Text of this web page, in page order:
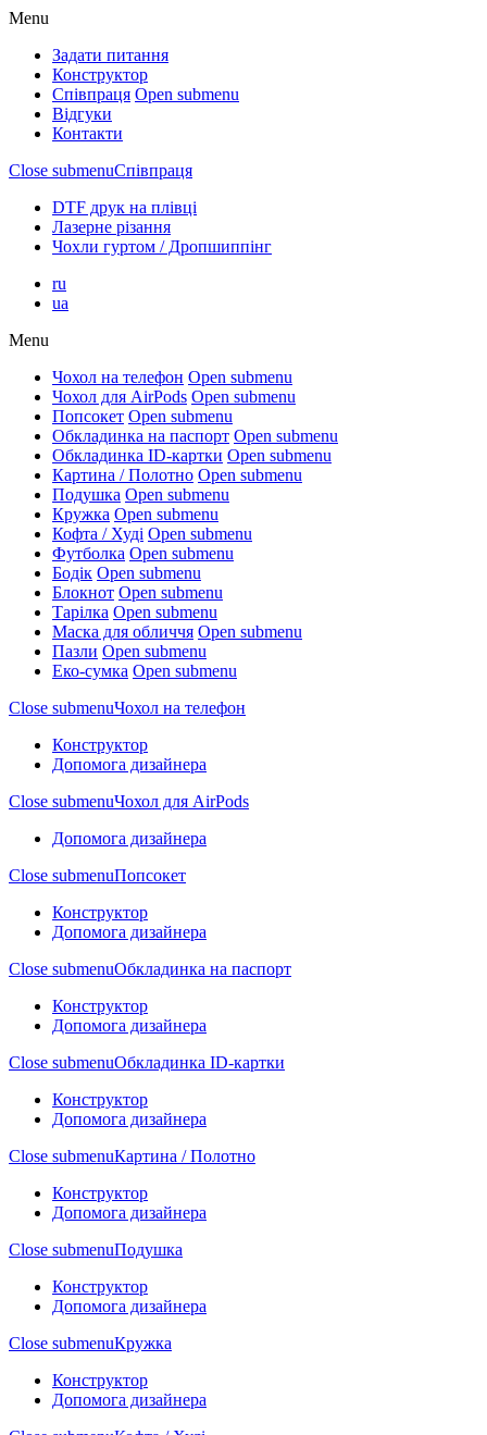
Menu
Задати питання
Конструктор
Співпраця Open submenu
Відгуки
Контакти
Close submenuСпівпраця
DTF друк на плівці
Лазерне різання
Чохли гуртом / Дропшиппінг
ru
ua
Menu
Чохол на телефон Open submenu
Чохол для AirPods Open submenu
Попсокет Open submenu
Обкладинка на паспорт Open submenu
Обкладинка ID-картки Open submenu
Картина / Полотно Open submenu
Подушка Open submenu
Кружка Open submenu
Кофта / Худі Open submenu
Футболка Open submenu
Бодік Open submenu
Блокнот Open submenu
Тарілка Open submenu
Маска для обличчя Open submenu
Пазли Open submenu
Еко-сумка Open submenu
Close submenuЧохол на телефон
Конструктор
Допомога дизайнера
Close submenuЧохол для AirPods
Допомога дизайнера
Close submenuПопсокет
Конструктор
Допомога дизайнера
Close submenuОбкладинка на паспорт
Конструктор
Допомога дизайнера
Close submenuОбкладинка ID-картки
Конструктор
Допомога дизайнера
Close submenuКартина / Полотно
Конструктор
Допомога дизайнера
Close submenuПодушка
Конструктор
Допомога дизайнера
Close submenuКружка
Конструктор
Допомога дизайнера